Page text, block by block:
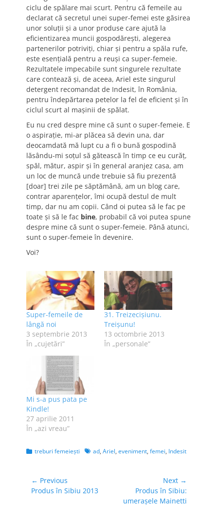
ciclu de spălare mai scurt. Pentru că femeile au
declarat că secretul unei super-femei este găsirea
unor soluţii şi a unor produse care ajută la
eficientizarea muncii gospodăreşti, alegerea
partenerilor potriviţi, chiar şi pentru a spăla rufe,
este esenţială pentru a reuşi ca super-femeie.
Rezultatele impecabile sunt singurele rezultate
care contează şi, de aceea, Ariel este singurul
detergent recomandat de Indesit, în România,
pentru îndepărtarea petelor la fel de eficient şi în
ciclul scurt al mașinii de spălat.
Eu nu cred despre mine că sunt o super-femeie. E
o aspiraţie, mi-ar plăcea să devin una, dar
deocamdată mă lupt cu a fi o bună gospodină
lăsându-mi soţul să gătească în timp ce eu curăţ,
spăl, mătur, aspir şi în general aranjez casa, am
un loc de muncă unde trebuie să fiu prezentă
[doar] trei zile pe săptămână, am un blog care,
contrar aparenţelor, îmi ocupă destul de mult
timp, dar nu am copii. Când oi putea să le fac pe
toate şi să le fac bine, probabil că voi putea spune
despre mine că sunt o super-femeie. Până atunci,
sunt o super-femeie în devenire.
Voi?
Super-femeile de
lângă noi
3 septembrie 2013
În „cujetări”
31. Treizecişiunu.
Treişunu!
13 octombrie 2013
În „personale”
Mi s-a pus pata pe
Kindle!
27 aprilie 2011
În „azi vreau”
Categories
treburi femeieşti Tagsad, Ariel, eveniment, femei, Indesit
Navigare
în
← Previous
Previous
Produs în Sibiu 2013
Next →
post:
Produs în Sibiu:
umeraşele Mainetti